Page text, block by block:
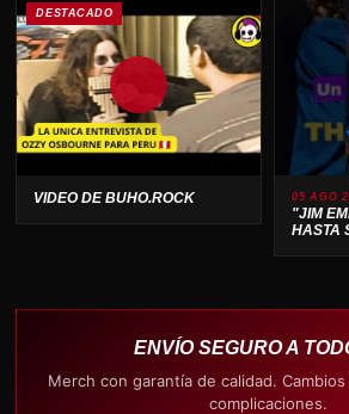
DESTACADO
VIDEO DE BUHO.ROCK 05 AGO
"JIM
HASTA
ENVÍO SEGURO A
Merch con garantía de calidad.
complicaciones.